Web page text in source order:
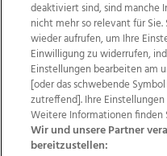
Wir über uns
Datenschutz
AGB Website
deaktiviert sind, sind manche
nicht mehr so relevant für
wieder aufrufen, um Ihre
Einwilligung zu widerrufen,
Einstellungen bearbeiten am
[oder das schwebende
zutreffend]. Ihre
Weitere Informationen finden
Wir und unsere Partner
bereitzustellen: